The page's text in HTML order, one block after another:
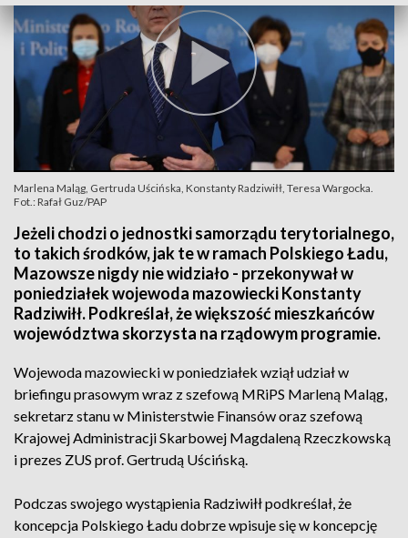
Marlena Maląg, Gertruda Uścińska, Konstanty Radziwiłł, Teresa Wargocka.
Fot.: Rafał Guz/PAP
Jeżeli chodzi o jednostki samorządu terytorialnego,
to takich środków, jak te w ramach Polskiego Ładu,
Mazowsze nigdy nie widziało - przekonywał w
poniedziałek wojewoda mazowiecki Konstanty
Radziwiłł. Podkreślał, że większość mieszkańców
województwa skorzysta na rządowym programie.
Wojewoda mazowiecki w poniedziałek wziął udział w
briefingu prasowym wraz z szefową MRiPS Marleną Maląg,
sekretarz stanu w Ministerstwie Finansów oraz szefową
Krajowej Administracji Skarbowej Magdaleną Rzeczkowską
i prezes ZUS prof. Gertrudą Uścińską.
Podczas swojego wystąpienia Radziwiłł podkreślał, że
koncepcja Polskiego Ładu dobrze wpisuje się w koncepcję